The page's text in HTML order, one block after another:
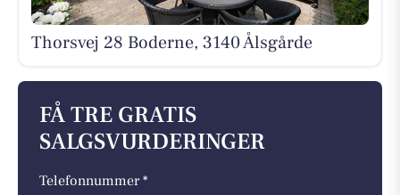
Thorsvej 28 Boderne, 3140 Ålsgårde
FÅ TRE GRATIS
SALGSVURDERINGER
Telefonnummer *